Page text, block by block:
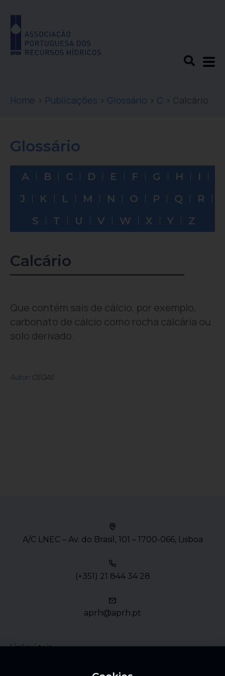
Home > Publicações > Glossário > C > Calcário
Glossário
A B C D E F G H
I
J
K L M N O P Q
R
S
T U V W X Y Z
Calcário
Que contém sais de cálcio, por exemplo,
carbonato de cálcio como rocha calcária ou
solo derivado.
Autor: CEQAE
A/C LNEC – Av. do Brasil, 101 – 1700-066, Lisboa
(+351) 21 844 34 28
aprh@aprh.pt
Links úteis